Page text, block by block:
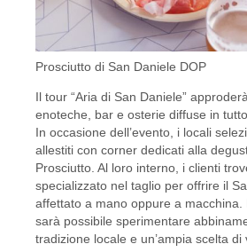
Prosciutto di San Daniele DOP
Il tour “Aria di San Daniele”
enoteche, bar e osterie diffuse in
In occasione dell’evento, i locali
allestiti con corner dedicati alla
Prosciutto. Al loro interno, i clienti
specializzato nel taglio per offrire il
affettato a mano oppure a macchina.
sarà possibile sperimentare
tradizione locale e un’ampia scelta di